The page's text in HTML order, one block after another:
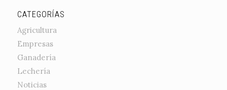
CATEGORÍAS
Agricultura
Empresas
Ganadería
Lechería
Noticias